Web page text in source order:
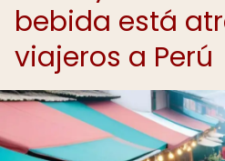
bebida está
viajeros a Perú